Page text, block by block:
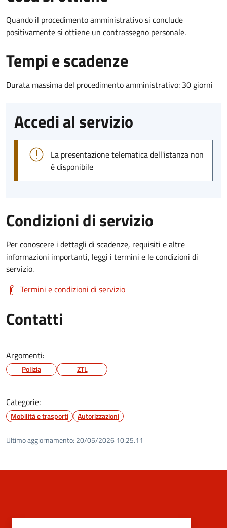
Quando il procedimento amministrativo si conclude
positivamente si ottiene un contrassegno personale.
Tempi e scadenze
Durata massima del procedimento amministrativo: 30 giorni
Accedi al servizio
La presentazione telematica dell'istanza non
è disponibile
Condizioni di servizio
Per conoscere i dettagli di scadenze, requisiti e altre
informazioni importanti, leggi i termini e le condizioni di
servizio.
Termini e condizioni di servizio
Contatti
Argomenti:
Polizia ZTL
Categorie:
Mobilità e trasporti Autorizzazioni
Ultimo aggiornamento: 20/05/2026 10:25.11